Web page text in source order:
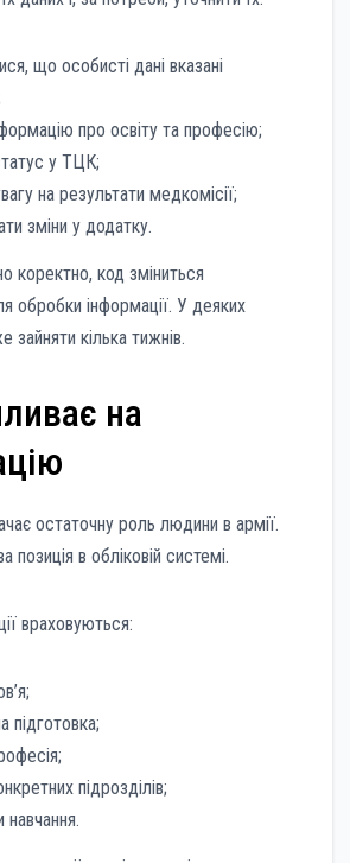
що особисті дані вказані
про освіту та професію;
у ТЦК;
на результати медкомісії;
зміни у додатку.
коректно, код зміниться
обробки інформації. У деяких
кілька тижнів.
на
остаточну роль людини в армії.
позиція в обліковій системі.
враховуються:
підготовка;
підрозділів;
навчання.